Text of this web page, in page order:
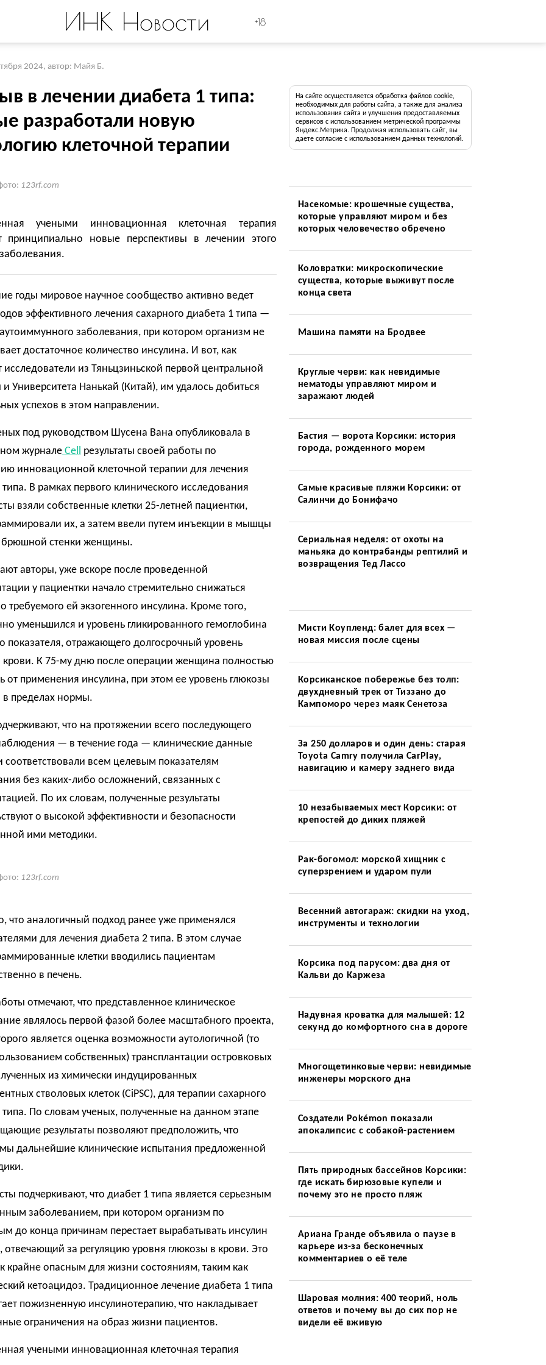
ИНК Новости +18
2024, автор: Майя Б.
в лечении диабета 1 типа:
разработали новую
клеточной терапии
123rf.com
учеными инновационная клеточная терапия
принципиально новые перспективы в лечении этого
годы мировое научное сообщество активно ведет
эффективного лечения сахарного диабета 1 типа —
заболевания, при котором организм не
достаточное количество инсулина. И вот, как
из Тяньцзиньской первой центральной
Университета Нанькай (Китай), им удалось добиться
успехов в этом направлении.
под руководством Шусена Вана опубликовала в
журналеCell результаты своей работы по
инновационной клеточной терапии для лечения
В рамках первого клинического исследования
взяли собственные клетки 25-летней пациентки,
их, а затем ввели путем инъекции в мышцы
брюшной стенки женщины.
авторы, уже вскоре после проведенной
у пациентки начало стремительно снижаться
требуемого ей экзогенного инсулина. Кроме того,
уменьшился и уровень гликированного гемоглобина
показателя, отражающего долгосрочный уровень
крови. К 75-му дню после операции женщина полностью
от применения инсулина, при этом ее уровень глюкозы
в пределах нормы.
что на протяжении всего последующего
— в течение года — клинические данные
соответствовали всем целевым показателям
без каких-либо осложнений, связанных с
По их словам, полученные результаты
о высокой эффективности и безопасности
ими методики.
123rf.com
что аналогичный подход ранее уже применялся
для лечения диабета 2 типа. В этом случае
клетки вводились пациентам
в печень.
отмечают, что представленное клиническое
являлось первой фазой более масштабного проекта,
является оценка возможности аутологичной (то
собственных) трансплантации островковых
из химически индуцированных
стволовых клеток (CiPSC), для терапии сахарного
типа. По словам ученых, полученные на данном этапе
результаты позволяют предположить, что
дальнейшие клинические испытания предложенной
подчеркивают, что диабет 1 типа является серьезным
заболеванием, при котором организм по
до конца причинам перестает вырабатывать инсулин
за регуляцию уровня глюкозы в крови. Это
крайне опасным для жизни состояниям, таким как
кетоацидоз. Традиционное лечение диабета 1 типа
пожизненную инсулинотерапию, что накладывает
ограничения на образ жизни пациентов.
учеными инновационная клеточная терапия
На сайте осуществляется обработка файлов cookie,
необходимых для работы сайта, а также для анализа
использования сайта и улучшения предоставляемых
сервисов с использованием метрической программы
Яндекс.Метрика. Продолжая использовать сайт, вы
даете согласие с использованием данных технологий.
Насекомые: крошечные существа,
которые управляют миром и без
которых человечество обречено
Коловратки: микроскопические
существа, которые выживут после
конца света
Машина памяти на Бродвее
Круглые черви: как невидимые
нематоды управляют миром и
заражают людей
Бастия — ворота Корсики: история
города, рожденного морем
Самые красивые пляжи Корсики: от
Салинчи до Бонифачо
Сериальная неделя: от охоты на
маньяка до контрабанды рептилий и
возвращения Тед Лассо
Мисти Коупленд: балет для всех —
новая миссия после сцены
Корсиканское побережье без толп:
двухдневный трек от Тиззано до
Кампоморо через маяк Сенетоза
За 250 долларов и один день: старая
Toyota Camry получила CarPlay,
навигацию и камеру заднего вида
10 незабываемых мест Корсики: от
крепостей до диких пляжей
Рак-богомол: морской хищник с
суперзрением и ударом пули
Весенний автогараж: скидки на уход,
инструменты и технологии
Корсика под парусом: два дня от
Кальви до Каржеза
Надувная кроватка для малышей: 12
секунд до комфортного сна в дороге
Многощетинковые черви: невидимые
инженеры морского дна
Создатели Pokémon показали
апокалипсис с собакой-растением
Пять природных бассейнов Корсики:
где искать бирюзовые купели и
почему это не просто пляж
Ариана Гранде объявила о паузе в
карьере из-за бесконечных
комментариев о её теле
Шаровая молния: 400 теорий, ноль
ответов и почему вы до сих пор не
видели её вживую